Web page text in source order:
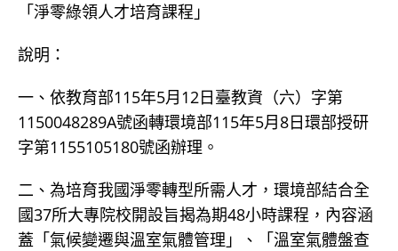
「淨零綠領人才培育課程」
說明：
一、依教育部115年5月12日臺教資（六）字第
1150048289A號函轉環境部115年5月8日環部授研
字第1155105180號函辦理。
二、為培育我國淨零轉型所需人才，環境部結合全
國37所大專院校開設旨揭為期48小時課程，內容涵
蓋「氣候變遷與溫室氣體管理」、「溫室氣體盤查